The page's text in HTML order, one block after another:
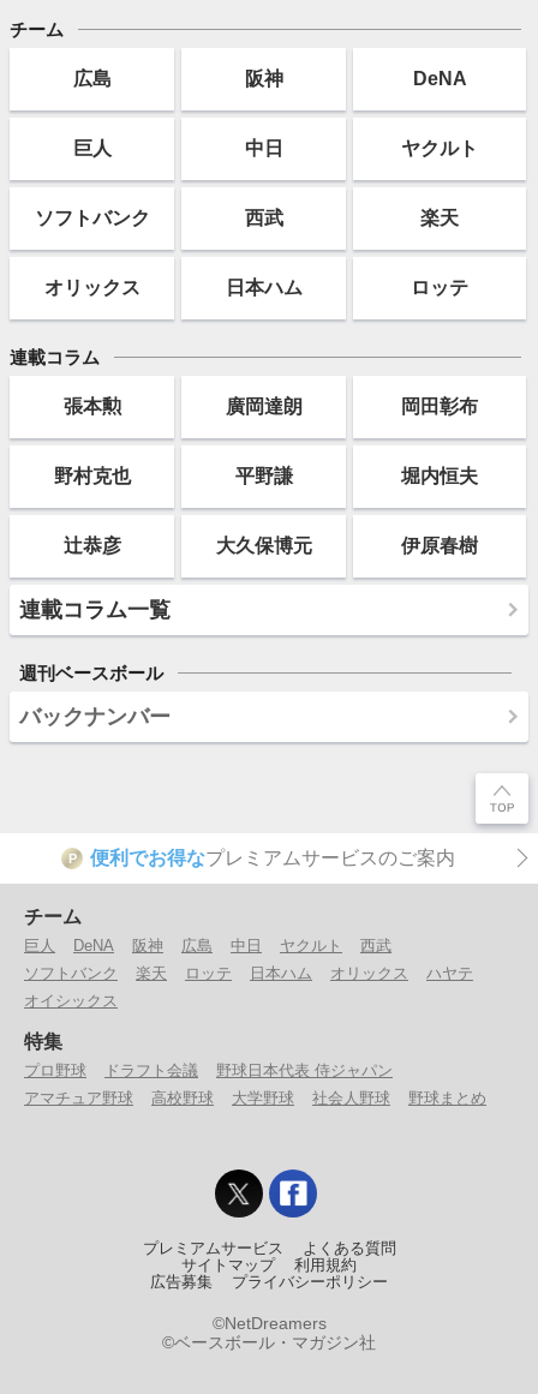
チーム
広島 阪神 DeNA
巨人 中日 ヤクルト
ソフトバンク 西武 楽天
オリックス 日本ハム ロッテ
連載コラム
張本勲 廣岡達朗 岡田彰布
野村克也 平野謙 堀内恒夫
辻恭彦 大久保博元 伊原春樹
連載コラム一覧
週刊ベースボール
バックナンバー
P 便利でお得なプレミアムサービスのご案内
チーム
巨人 DeNA 阪神 広島 中日 ヤクルト
西武
ソフトバンク
楽天 ロッテ 日本ハム オリックス
ハヤテ
オイシックス
特集
プロ野球 ドラフト会議
野球日本代表 侍ジャパン
アマチュア野球
高校野球 大学野球 社会人野球 野球まとめ
プレミアムサービス
よくある質問
サイトマップ
利用規約
広告募集
プライバシーポリシー
©NetDreamers
©ベースボール・マガジン社